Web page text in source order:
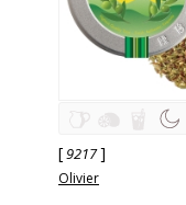
[9217]
Olivier